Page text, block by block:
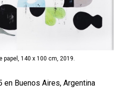
papel, 140 x 100 cm, 2019.
en Buenos Aires, Argentina